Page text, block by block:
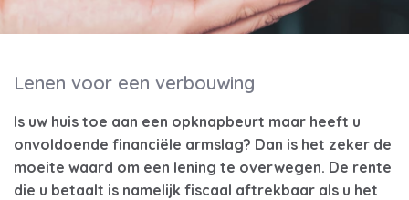
Lenen voor een verbouwing
Is uw huis toe aan een opknapbeurt maar heeft u
onvoldoende financiële armslag? Dan is het zeker de
moeite waard om een lening te overwegen. De rente
die u betaalt is namelijk fiscaal aftrekbaar als u het